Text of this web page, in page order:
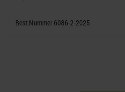
Best.Nummer 6086-2-2025